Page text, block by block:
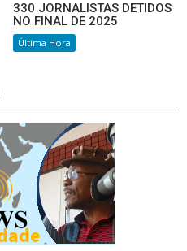
330 JORNALISTAS DETIDOS
NO FINAL DE 2025
Última Hora